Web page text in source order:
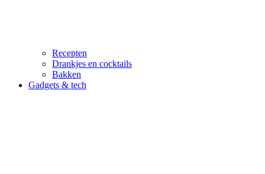
Recepten
Drankjes en cocktails
Bakken
Gadgets & tech